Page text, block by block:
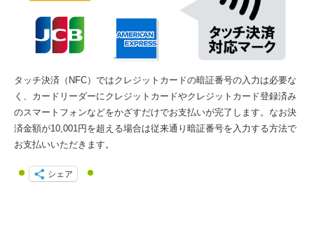
タッチ決済（NFC）ではクレジットカードの暗証番号の入力は必要な
く、カードリーダーにクレジットカードやクレジットカード登録済み
のスマートフォンなどをかざすだけでお支払いが完了します。なお決
済金額が10,001円を超える場合は従来通り暗証番号を入力する方法で
お支払いいただきます。
シェア